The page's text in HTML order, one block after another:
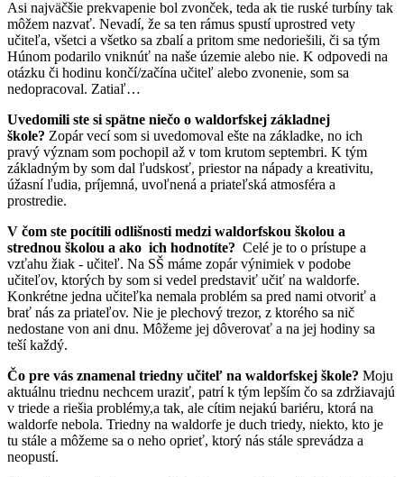
Asi najväčšie prekvapenie bol zvonček, teda ak tie ruské turbíny tak
môžem nazvať. Nevadí, že sa ten rámus spustí uprostred vety
učiteľa, všetci a všetko sa zbalí a pritom sme nedoriešili, či sa tým
Húnom podarilo vniknúť na naše územie alebo nie. K odpovedi na
otázku či hodinu končí/začína učiteľ alebo zvonenie, som sa
nedopracoval. Zatiaľ…
Uvedomili ste si spätne niečo o waldorfskej základnej
škole? Zopár vecí som si uvedomoval ešte na základke, no ich
pravý význam som pochopil až v tom krutom septembri. K tým
základným by som dal ľudskosť, priestor na nápady a kreativitu,
úžasní ľudia, príjemná, uvoľnená a priateľská atmosféra a
prostredie.
V čom ste pocítili odlišnosti medzi waldorfskou školou a
strednou školou a ako ich hodnotíte? Celé je to o prístupe a
vzťahu žiak - učiteľ. Na SŠ máme zopár výnimiek v podobe
učiteľov, ktorých by som si vedel predstaviť učiť na waldorfe.
Konkrétne jedna učiteľka nemala problém sa pred nami otvoriť a
brať nás za priateľov. Nie je plechový trezor, z ktorého sa nič
nedostane von ani dnu. Môžeme jej dôverovať a na jej hodiny sa
teší každý.
Čo pre vás znamenal triedny učiteľ na waldorfskej škole? Moju
aktuálnu triednu nechcem uraziť, patrí k tým lepším čo sa zdržiavajú
v triede a riešia problémy,a tak, ale cítim nejakú bariéru, ktorá na
waldorfe nebola. Triedny na waldorfe je duch triedy, niekto, kto je
tu stále a môžeme sa o neho oprieť, ktorý nás stále sprevádza a
neopustí.